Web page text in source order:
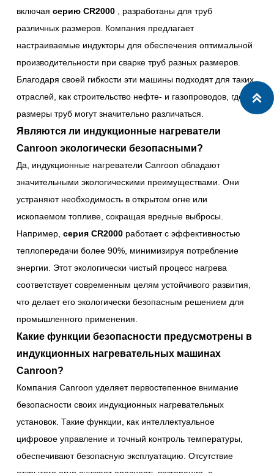
включаясерию CR2000 , разработаны для труб
различных размеров. Компания предлагает
настраиваемые индукторы для обеспечения оптимальной
производительности при сварке труб разных размеров.
Благодаря своей гибкости эти машины подходят для таких
отраслей, как строительство нефте- и газопроводов, где
размеры труб могут значительно различаться.
Являются ли индукционные нагреватели
Canroon экологически безопасными?
Да, индукционные нагреватели Canroon обладают
значительными экологическими преимуществами. Они
устраняют необходимость в открытом огне или
ископаемом топливе, сокращая вредные выбросы.
Например,серия CR2000 работает с эффективностью
теплопередачи более 90%, минимизируя потребление
энергии. Этот экологически чистый процесс нагрева
соответствует современным целям устойчивого развития,
что делает его экологически безопасным решением для
промышленного применения.
Какие функции безопасности предусмотрены в
индукционных нагревательных машинах
Canroon?
Компания Canroon уделяет первостепенное внимание
безопасности своих индукционных нагревательных
установок. Такие функции, как интеллектуальное
цифровое управление и точный контроль температуры,
обеспечивают безопасную эксплуатацию. Отсутствие
